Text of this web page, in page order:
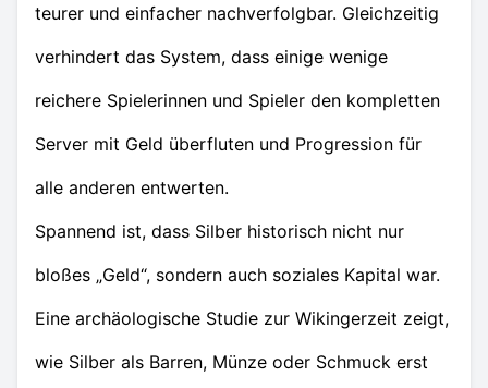
teurer und einfacher nachverfolgbar. Gleichzeitig
verhindert das System, dass einige wenige
reichere Spielerinnen und Spieler den kompletten
Server mit Geld überfluten und Progression für
alle anderen entwerten.
Spannend ist, dass Silber historisch nicht nur
bloßes „Geld“, sondern auch soziales Kapital war.
Eine archäologische Studie zur Wikingerzeit zeigt,
wie Silber als Barren, Münze oder Schmuck erst